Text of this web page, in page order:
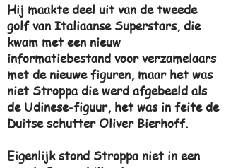
Hij maakte deel uit van de tweede
golf van Italiaanse Superstars, die
kwam met een nieuw
informatiebestand voor verzamelaars
met de nieuwe figuren, maar het was
niet Stroppa die werd afgebeeld als
de Udinese-figuur, het was in feite de
Duitse schutter Oliver Bierhoff.
Eigenlijk stond Stroppa niet in een